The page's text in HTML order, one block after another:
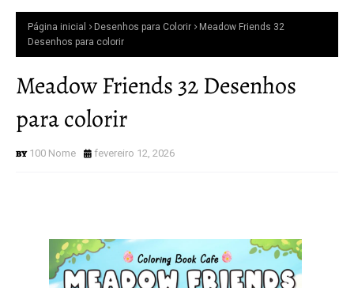
Página inicial Desenhos para Colorir
Meadow Friends 32
Desenhos para colorir
Meadow Friends 32 Desenhos
para colorir
100 Nome fevereiro 12, 2026